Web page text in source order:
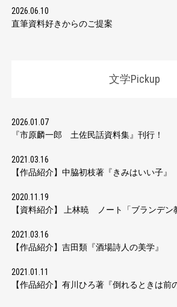
2026.06.10
直筆資料好きからのご提案
文学Pickup
2026.01.07
『市原麟一郎 土佐民話資料集』刊行！
2021.03.16
【作品紹介】中脇初枝著『きみはいい子』
2020.11.19
【資料紹介】 上林暁 ノート「ブランデン
2021.03.16
【作品紹介】吉田類『酒場詩人の美学』
2021.01.11
【作品紹介】有川ひろ著『倒れるときは前